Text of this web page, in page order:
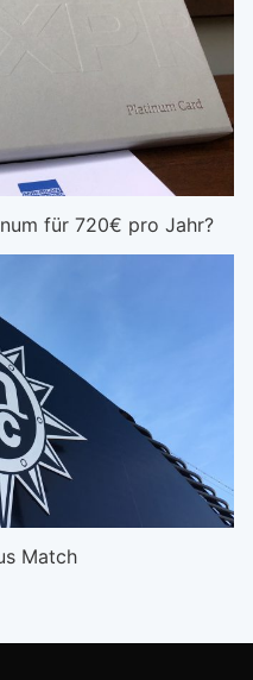
für 720€ pro Jahr?
Match